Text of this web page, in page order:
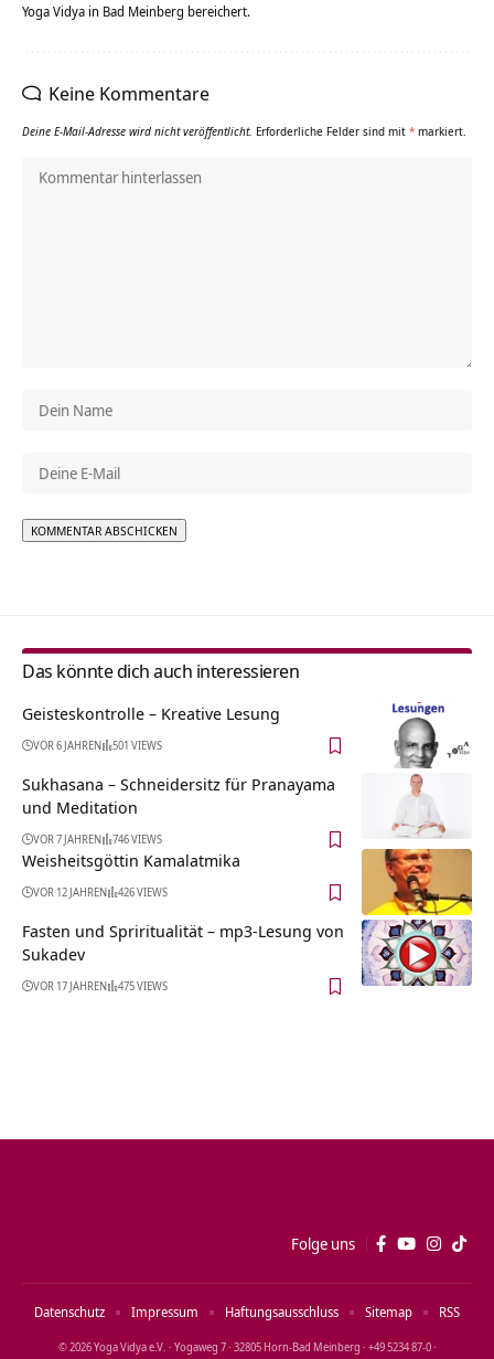
Yoga Vidya in Bad Meinberg bereichert.
Keine Kommentare
Deine E-Mail-Adresse wird nicht veröffentlicht. Erforderliche Felder sind mit * markiert.
Das könnte dich auch interessieren
Geisteskontrolle – Kreative Lesung
VOR 6 JAHREN 501 VIEWS
Sukhasana – Schneidersitz für Pranayama
und Meditation
VOR 7 JAHREN 746 VIEWS
Weisheitsgöttin Kamalatmika
VOR 12 JAHREN 426 VIEWS
Fasten und Spriritualität – mp3-Lesung von
Sukadev
VOR 17 JAHREN 475 VIEWS
Folge uns
© 2026 Yoga Vidya e.V. · Yogaweg 7 · 32805 Horn‑Bad Meinberg · +49 5234 87‑0 ·
Datenschutz Impressum Haftungsausschluss Sitemap RSS